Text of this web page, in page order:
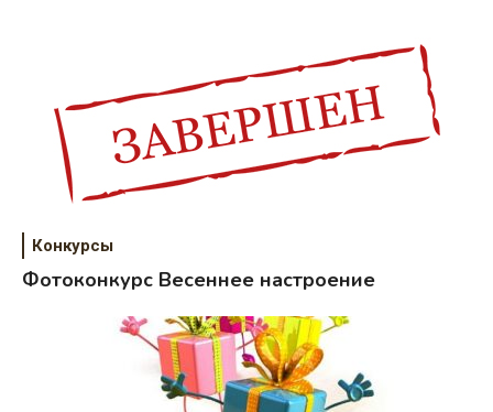
Конкурсы
Фотоконкурс Весеннее настроение